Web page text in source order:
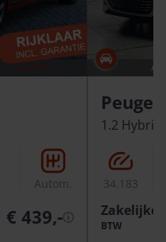
Autom.
€ 439,-ⓘ
1.2 Hybrid
34.183
Zakelijke
BTW